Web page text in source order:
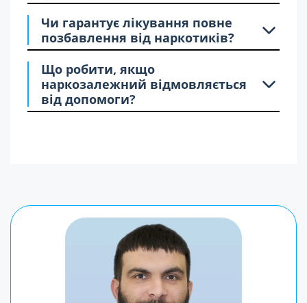
Чи гарантує лікування повне
позбавлення від наркотиків?
Що робити, якщо
наркозалежний відмовляється
від допомоги?